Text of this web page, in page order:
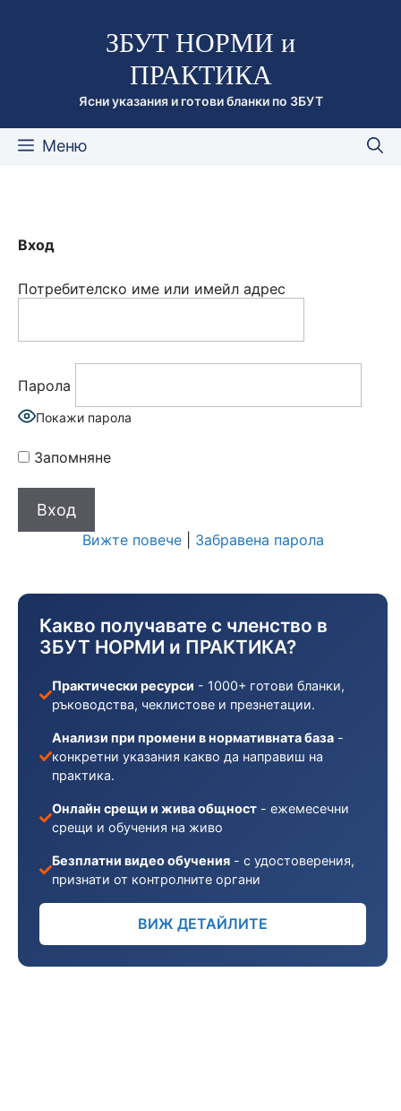
съдържаниетоЗБУТ НОРМИ и
ПРАКТИКА
Ясни указания и готови бланки по ЗБУТ
Меню
Вход
Потребителско име или имейл адрес
Парола
Покажи парола
Запомняне
Вижте повече| Забравена парола
Какво получавате с членство в
ЗБУТ НОРМИ и ПРАКТИКА?
Практически ресурси - 1000+ готови бланки,
ръководства, чеклистове и презнетации.
Анализи при промени в нормативната база -
конкретни указания какво да направиш на
практика.
Онлайн срещи и жива общност - ежемесечни
срещи и обучения на живо
Безплатни видео обучения - с удостоверения,
признати от контролните органи
ВИЖ ДЕТАЙЛИТЕ